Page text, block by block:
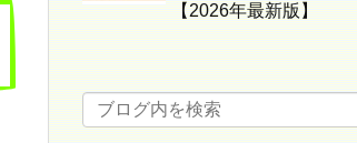
【2026年最新版】